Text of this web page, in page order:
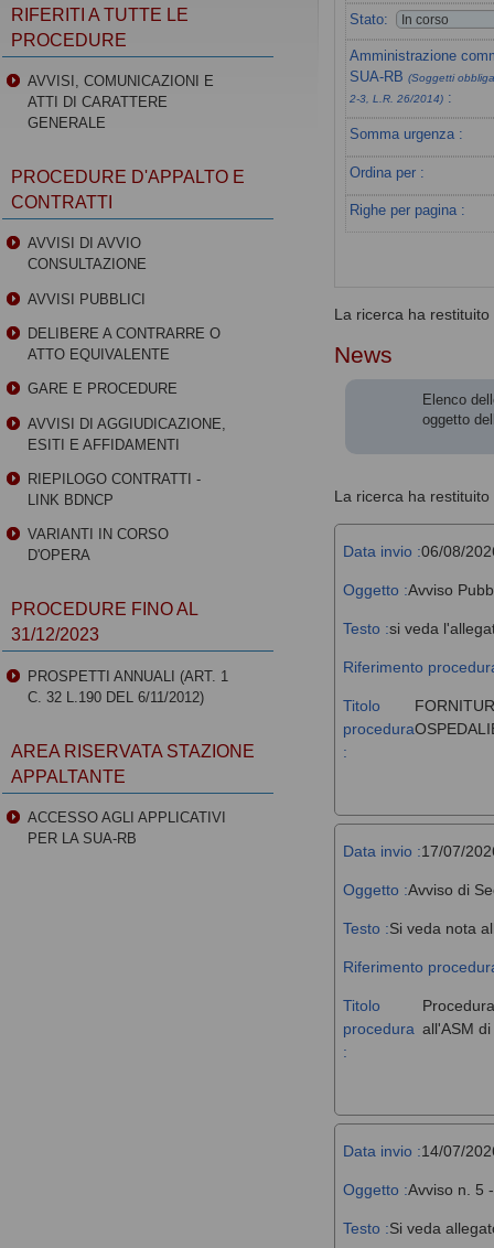
Stato:
Amministrazione
SUA-RB(Soggetti
2-3, L.R. 26/2014) :
Somma urgenza :
Ordina per :
Righe per pagina :
La ricerca ha restituito
News
Elenco
oggetto
La ricerca ha
Data invio :06/08/
Oggetto :Avviso
Testo :si veda
Riferimento
Titolo
procedura
:
Data invio :17/07/
Oggetto :Avviso di
Testo :Si veda nota
Riferimento
Titolo
procedura
:
all'ASM
Data invio :14/07/
Oggetto :Avviso n. 5
Testo :Si veda
RIFERITI A TUTTE LE
PROCEDURE
AVVISI, COMUNICAZIONI E
ATTI DI CARATTERE
GENERALE
PROCEDURE D'APPALTO E
CONTRATTI
AVVISI DI AVVIO
CONSULTAZIONE
AVVISI PUBBLICI
DELIBERE A CONTRARRE O
ATTO EQUIVALENTE
GARE E PROCEDURE
AVVISI DI AGGIUDICAZIONE,
ESITI E AFFIDAMENTI
RIEPILOGO CONTRATTI -
LINK BDNCP
VARIANTI IN CORSO
D'OPERA
PROCEDURE FINO AL
31/12/2023
PROSPETTI ANNUALI (ART. 1
C. 32 L.190 DEL 6/11/2012)
AREA RISERVATA STAZIONE
APPALTANTE
ACCESSO AGLI APPLICATIVI
PER LA SUA-RB